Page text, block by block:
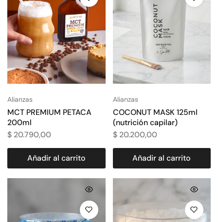
Alianzas
MCT PREMIUM PETACA
200ml
$ 20.790,00
Añadir al carrito
Alianzas
COCONUT MASK 125ml
(nutrición capilar)
$20.200,00
Añadir al carrito